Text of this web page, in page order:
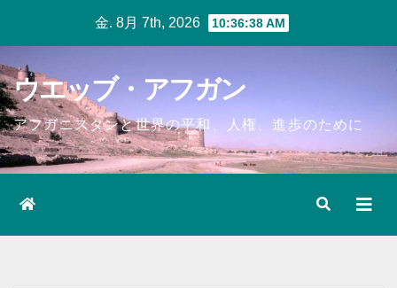
content
金. 8月 7th, 2026 10:36:39 AM
ウエッブ・アフガン
アフガニスタンと世界の平和、人権、進歩のために